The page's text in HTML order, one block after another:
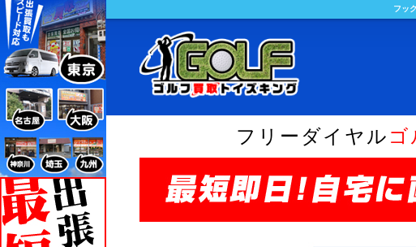
フッ
フリーダイヤル ゴ